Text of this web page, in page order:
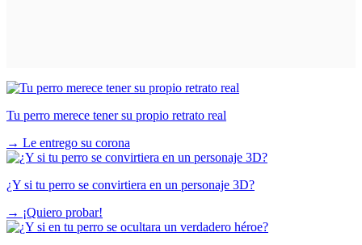
Tu perro merece tener su propio retrato real
→ Le entrego su corona
¿Y si tu perro se convirtiera en un personaje 3D?
→ ¡Quiero probar!